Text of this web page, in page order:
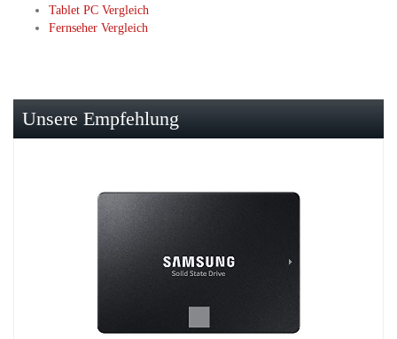
Tablet PC Vergleich
Fernseher Vergleich
Unsere Empfehlung